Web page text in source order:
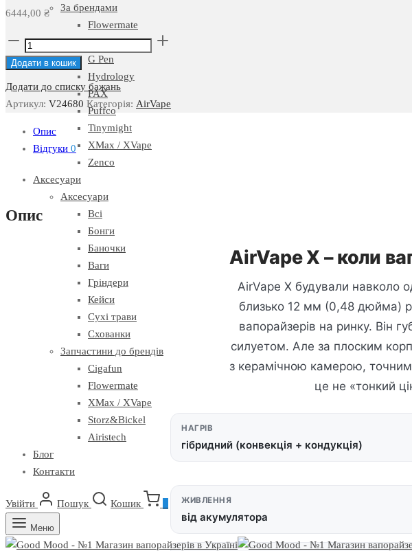
За брендами
Flowermate
FocusVape
G Pen
Hydrology
PAX
Puffco
Tinymight
XMax / XVape
Zenco
Аксесуари
Аксесуари
Всі
Бонги
Баночки
Ваги
Гріндери
Кейси
Сухі трави
Схованки
Запчастини до брендів
Cigafun
Flowermate
XMax / XVape
Storz&Bickel
Airistech
Блог
Контакти
Увійти Пошук Кошик
Меню
6444,00 ₴
Вапорайзер
AirVape
кількість
Додати в кошик
Додати до списку бажань
Артикул: V24680 Категорія: AirVape
Опис
Відгуки 0
Опис
AirVape X – коли
AirVape X будували навколо
близько 12 мм (0,48 дюйма)
вапорайзерів на ринку. Він
силуетом. Але за плоским
з керамічною камерою,
це не «тонкий
НАГРІВ
гібридний (конвекція + кондукція)
ЖИВЛЕННЯ
від акумулятора